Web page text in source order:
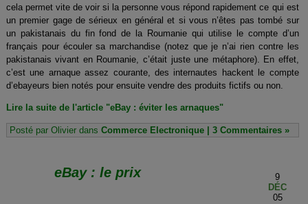
cela permet vite de voir si la personne vous répond rapidement ce qui est
un premier gage de sérieux en général et si vous n’êtes pas tombé sur
un pakistanais du fin fond de la Roumanie qui utilise le compte d’un
français pour écouler sa marchandise (notez que je n’ai rien contre les
pakistanais vivant en Roumanie, c’était juste une métaphore). En effet,
c’est une arnaque assez courante, des internautes hackent le compte
d’ebayeurs bien notés pour ensuite vendre des produits fictifs ou non.
Lire la suite de l'article "eBay : éviter les arnaques"
Posté par Olivier dans Commerce Electronique 3 Commentaires »
9
DÉC
05
eBay : le prix